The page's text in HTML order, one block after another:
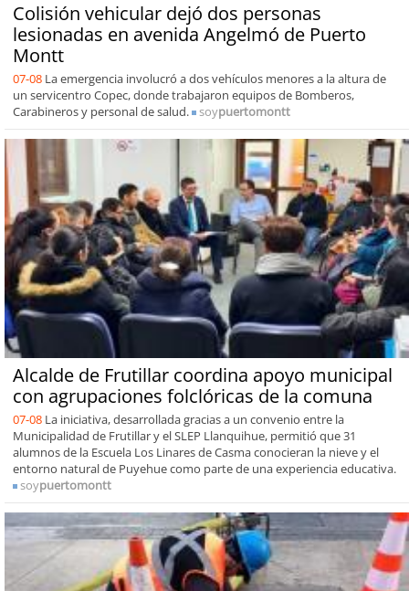
Colisión vehicular dejó dos personas
lesionadas en avenida Angelmó de Puerto
Montt
07-08 La emergencia involucró a dos vehículos menores a la altura de
un servicentro Copec, donde trabajaron equipos de Bomberos,
Carabineros y personal de salud.
soypuertomontt
Alcalde de Frutillar coordina apoyo municipal
con agrupaciones folclóricas de la comuna
07-08 La iniciativa, desarrollada gracias a un convenio entre la
Municipalidad de Frutillar y el SLEP Llanquihue, permitió que 31
alumnos de la Escuela Los Linares de Casma conocieran la nieve y el
entorno natural de Puyehue como parte de una experiencia educativa.
soypuertomontt